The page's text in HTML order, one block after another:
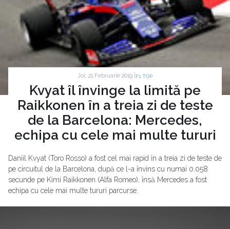
Joi, 21 Februarie 2019 | F1 TOP
Kvyat îl învinge la limită pe
Raikkonen în a treia zi de teste
de la Barcelona: Mercedes,
echipa cu cele mai multe tururi
Daniil Kvyat (Toro Rosso) a fost cel mai rapid în a treia zi de teste de
pe circuitul de la Barcelona, după ce l-a învins cu numai 0.058
secunde pe Kimi Raikkonen (Alfa Romeo), însă Mercedes a fost
echipa cu cele mai multe tururi parcurse.